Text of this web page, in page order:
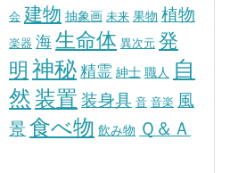
会 建物 抽象画 未来 果物 植物
楽器 海 生命体 異次元 発
明 神秘精霊 紳士 職人
自
然 装置 装身具 音 音楽 風
景 食べ物 飲み物 Ｑ＆Ａ